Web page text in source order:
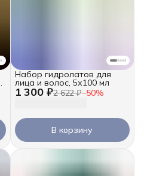
1 300 ₽2 622 ₽−50%
Набор гидролатов для
лица и волос, 5х100 мл
В корзину